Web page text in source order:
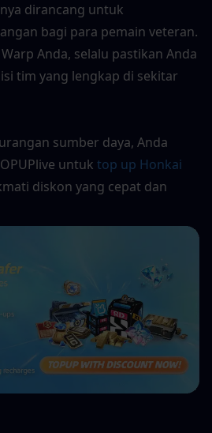
dirancang untuk
bagi para pemain veteran.
Anda, selalu pastikan Anda
tim yang lengkap di sekitar
sumber daya, Anda
untuk top up Honkai
diskon yang cepat dan